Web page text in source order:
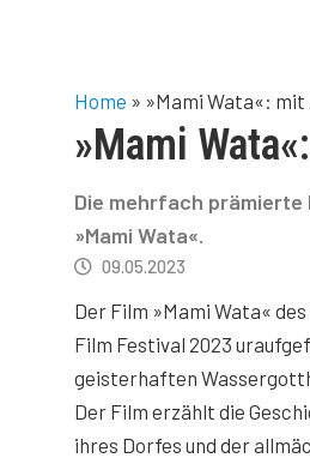
Home » »Mami Wata«: mit
»Mami
Die mehrfach prämierte
»Mami Wata«.
09.05.2023
Der Film »Mami Wata«
Film Festival 2023
geisterhaften
Der Film erzählt die
ihres Dorfes und der